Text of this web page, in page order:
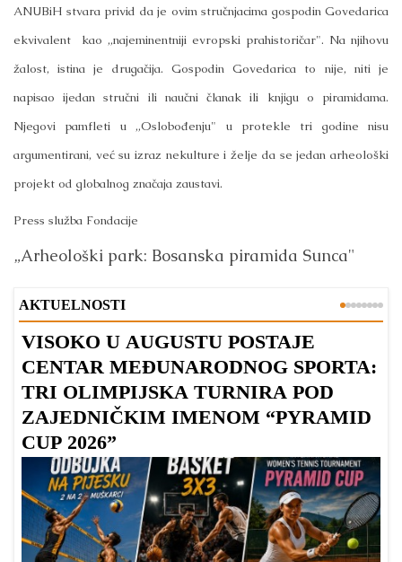
ANUBiH stvara privid da je ovim stručnjacima gospodin Govedarica
ekvivalent kao „najeminentniji evropski prahistoričar". Na njihovu
žalost, istina je drugačija. Gospodin Govedarica to nije, niti je
napisao ijedan stručni ili naučni članak ili knjigu o piramidama.
Njegovi pamfleti u „Oslobođenju" u protekle tri godine nisu
argumentirani, već su izraz nekulture i želje da se jedan arheološki
projekt od globalnog značaja zaustavi.
Press služba Fondacije
„Arheološki park: Bosanska piramida Sunca"
AKTUELNOSTI
VISOKO U AUGUSTU POSTAJE
CENTAR MEĐUNARODNOG SPORTA:
TRI OLIMPIJSKA TURNIRA POD
ZAJEDNIČKIM IMENOM “PYRAMID
CUP 2026”